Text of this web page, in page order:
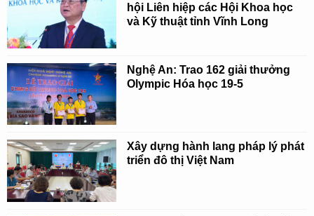
hội Liên hiệp các Hội Khoa học
và Kỹ thuật tỉnh Vĩnh Long
Nghệ An: Trao 162 giải thưởng
Olympic Hóa học 19-5
Xây dựng hành lang pháp lý phát
triển đô thị Việt Nam